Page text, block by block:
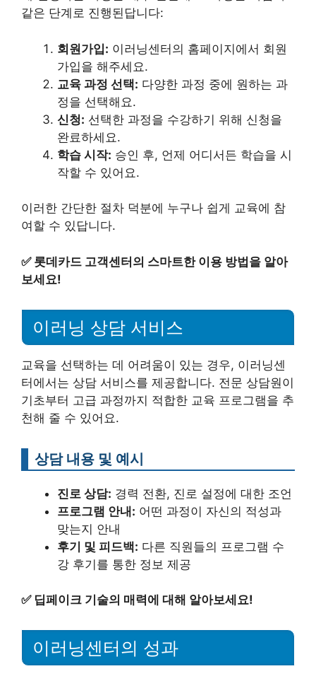
같은 단계로 진행된답니다:
회원가입: 이러닝센터의 홈페이지에서 회원
가입을 해주세요.
교육 과정 선택: 다양한 과정 중에 원하는 과
정을 선택해요.
신청: 선택한 과정을 수강하기 위해 신청을
완료하세요.
학습 시작: 승인 후, 언제 어디서든 학습을 시
작할 수 있어요.
이러한 간단한 절차 덕분에 누구나 쉽게 교육에 참
여할 수 있답니다.
✅ 롯데카드 고객센터의 스마트한 이용 방법을 알아
보세요!
이러닝 상담 서비스
교육을 선택하는 데 어려움이 있는 경우, 이러닝센
터에서는 상담 서비스를 제공합니다. 전문 상담원이
기초부터 고급 과정까지 적합한 교육 프로그램을 추
천해 줄 수 있어요.
상담 내용 및 예시
진로 상담: 경력 전환, 진로 설정에 대한 조언
프로그램 안내: 어떤 과정이 자신의 적성과
맞는지 안내
후기 및 피드백: 다른 직원들의 프로그램 수
강 후기를 통한 정보 제공
✅ 딥페이크 기술의 매력에 대해 알아보세요!
이러닝센터의 성과